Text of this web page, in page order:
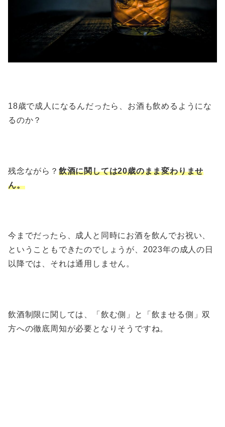
18歳で成人になるんだったら、お酒も飲めるようにな
るのか？
残念ながら？ 飲酒に関しては20歳のまま変わりませ
ん。
今までだったら、成人と同時にお酒を飲んでお祝い、
ということもできたのでしょうが、2023年の成人の日
以降では、それは通用しません。
飲酒制限に関しては、「飲む側」と「飲ませる側」双
方への徹底周知が必要となりそうですね。